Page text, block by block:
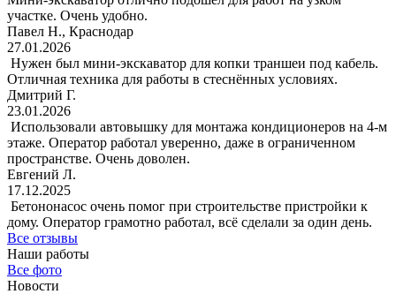
участке. Очень удобно.
Павел Н., Краснодар
27.01.2026
Нужен был мини-экскаватор для копки траншеи под кабель.
Отличная техника для работы в стеснённых условиях.
Дмитрий Г.
23.01.2026
Использовали автовышку для монтажа кондиционеров на 4-м
этаже. Оператор работал уверенно, даже в ограниченном
пространстве. Очень доволен.
Евгений Л.
17.12.2025
Бетононасос очень помог при строительстве пристройки к
дому. Оператор грамотно работал, всё сделали за один день.
Все отзывы
Наши работы
Все фото
Новости